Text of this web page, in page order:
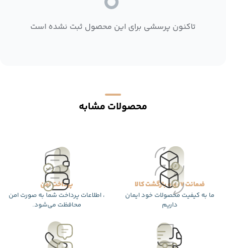
تاکنون پرسشی برای این محصول ثبت نشده است
محصولات مشابه
ضمانت 7 روزه بازگشت کالا
ما به کیفیت محصولات خود ایمان
داریم
پرداخت امن
، اطلاعات پرداخت شما به صورت امن
محافظت می‌شود.